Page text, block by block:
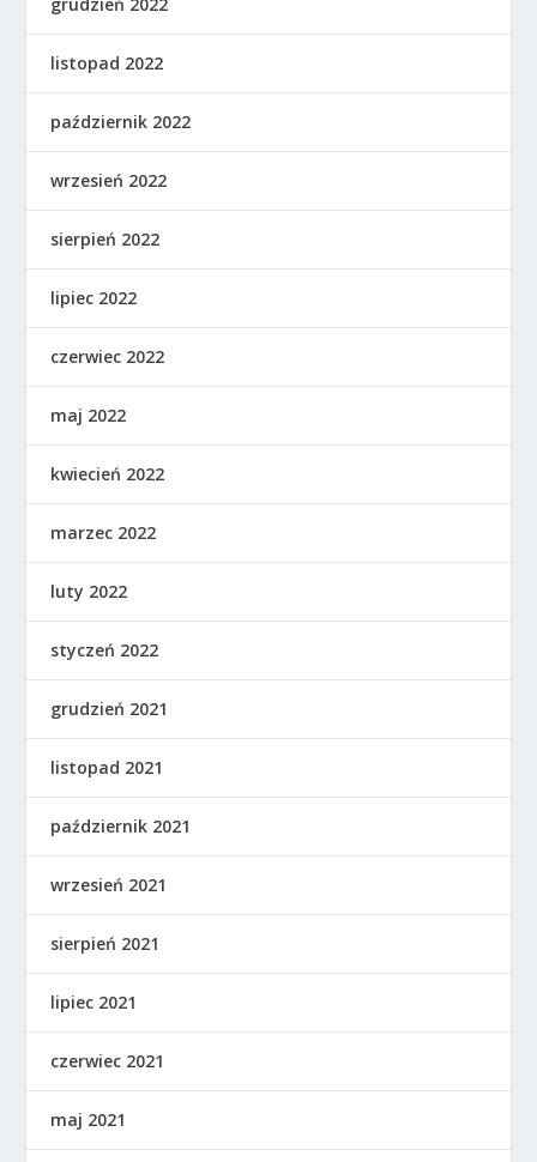
listopad 2022
październik 2022
wrzesień 2022
sierpień 2022
lipiec 2022
czerwiec 2022
maj 2022
kwiecień 2022
marzec 2022
luty 2022
styczeń 2022
grudzień 2021
listopad 2021
październik 2021
wrzesień 2021
sierpień 2021
lipiec 2021
czerwiec 2021
maj 2021